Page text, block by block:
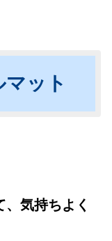
ット
気持ちよく